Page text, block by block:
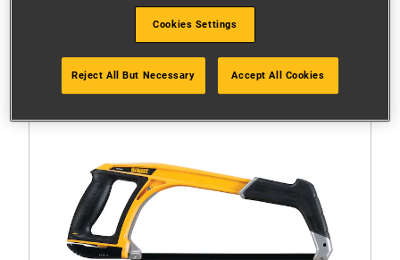
Cookies Settings
Reject All But Necessary Accept All Cookies